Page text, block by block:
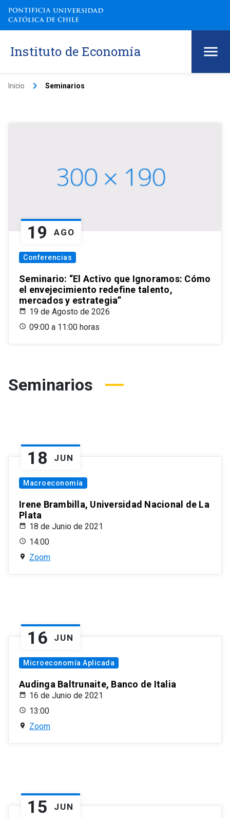
Instituto de Economía
Inicio keyboard_arrow_right Seminarios
19 AGO
Conferencias
Seminario: “El Activo que Ignoramos: Cómo
el envejecimiento redefine talento,
mercados y estrategia”
19 de Agosto de 2026
09:00 a 11:00 horas
Seminarios
18 JUN
Macroeconomía
Irene Brambilla, Universidad Nacional de La
Plata
18 de Junio de 2021
14:00
Zoom
16 JUN
Microeconomía Aplicada
Audinga Baltrunaite, Banco de Italia
16 de Junio de 2021
13:00
Zoom
15 JUN